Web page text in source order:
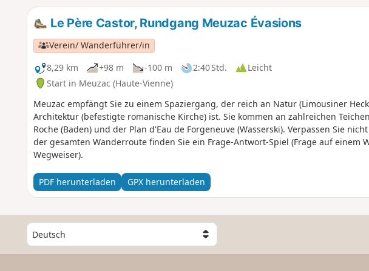
Le Père Castor, Rundgang Meuzac Évasions
Verein/ Wanderführer/in
8,29 km
+98 m -100 m 2:40 Std.
Leicht
Start in Meuzac (Haute-Vienne)
Meuzac empfängt Sie zu einem Spaziergang, der reich an Natur (Limousiner
Architektur (befestigte romanische Kirche) ist. Sie kommen an zahlreichen
Roche (Baden) und der Plan d'Eau de Forgeneuve (Wasserski). Verpassen Sie
der gesamten Wanderroute finden Sie ein Frage-Antwort-Spiel (Frage auf einem
Wegweiser).
PDF herunterladen GPX herunterladen
W
ä
h